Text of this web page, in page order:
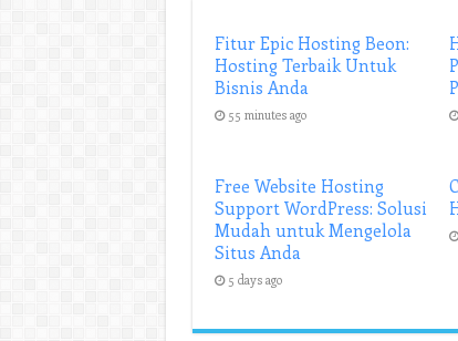
Fitur Epic Hosting Beon:
Hosting Terbaik Untuk
Bisnis Anda
55 minutes ago
Free Website Hosting
Support WordPress: Solusi
Mudah untuk Mengelola
Situs Anda
5 days ago